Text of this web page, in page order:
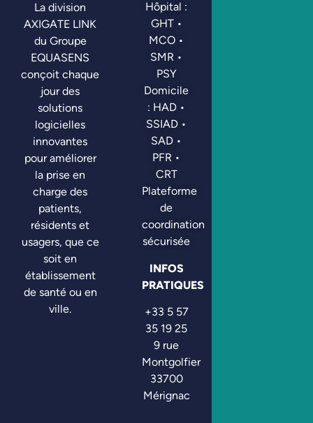
La division
AXIGATE LINK
du Groupe
EQUASENS
conçoit chaque
jour des
solutions
logicielles
innovantes
pour améliorer
la prise en
charge des
patients,
résidents et
usagers, que ce
soit en
établissement
de santé ou en
ville.
Hôpital :
GHT •
MCO •
SMR •
PSY
Domicile
: HAD •
SSIAD •
SAD •
PFR •
CRT
Plateforme
de
coordination
sécurisée
INFOS
PRATIQUES
+33 5 57
35 19 25
9 rue
Montgolfier
33700
Mérignac